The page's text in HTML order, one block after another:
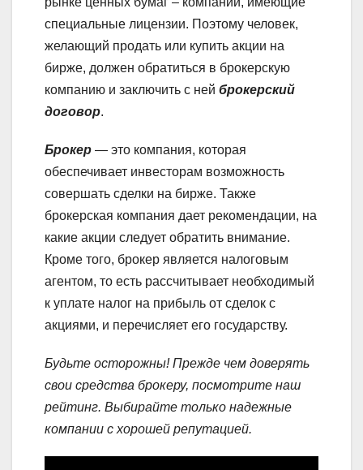
специальные лицензии. Поэтому человек,
желающий продать или купить акции на
бирже, должен обратиться в брокерскую
компанию и заключить с ней брокерский
договор.
Брокер — это компания, которая
обеспечивает инвесторам возможность
совершать сделки на бирже. Также
брокерская компания дает рекомендации, на
какие акции следует обратить внимание.
Кроме того, брокер является налоговым
агентом, то есть рассчитывает необходимый
к уплате налог на прибыль от сделок с
акциями, и перечисляет его государству.
Будьте осторожны! Прежде чем доверять
свои средства брокеру, посмотрите наш
рейтинг. Выбирайте только надежные
компании с хорошей репутацией.